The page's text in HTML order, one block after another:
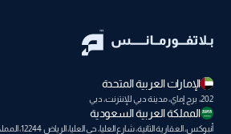
الإمارات العربية المتحدة
202، برج إماي، مدينة دبي للإنترنت، دبي
المملكة العربية السعودية
أنبوكس، العقارية الثانية، شارع العليا، حي العليا، الرياض 12244، المملكة العربية السعودية